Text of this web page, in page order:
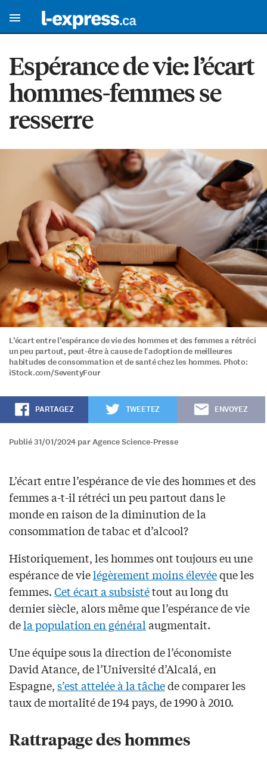
Espérance de vie: l’écart
hommes-femmes se
resserre
L’écart entre l’espérance de vie des hommes et des femmes a rétréci
un peu partout, peut-être à cause de l'adoption de meilleures
habitudes de consommation et de santé chez les hommes. Photo:
iStock.com/SeventyFour
PARTAGEZ TWEETEZ ENVOYEZ
Publié 31/01/2024 par Agence Science-Presse
L’écart entre l’espérance de vie des hommes et des
femmes a-t-il rétréci un peu partout dans le
monde en raison de la diminution de la
consommation de tabac et d’alcool?
Historiquement, les hommes ont toujours eu une
espérance de vielégèrement moins élevéeque les
femmes.Cet écart a subsistétout au long du
dernier siècle, alors même que l’espérance de vie
dela population en généralaugmentait.
Une équipe sous la direction de l’économiste
David Atance, de l’Université d’Alcalá, en
Espagne,s’est attelée à la tâchede comparer les
taux de mortalité de 194 pays, de 1990 à 2010.
Rattrapage des hommes